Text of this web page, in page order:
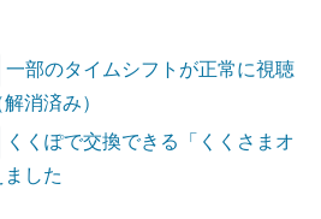
一部のタイムシフトが正常に視聴
消済み）
くくぽで交換できる「くくさまオ
した